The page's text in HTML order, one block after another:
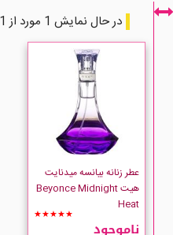
فقط نمایش کالاهای موجود
در حال نمایش 1 مورد از 1 مورد
عطر زنانه بیانسه میدنایت
هیت Beyonce Midnight
Heat
★★★★★
ناموجود